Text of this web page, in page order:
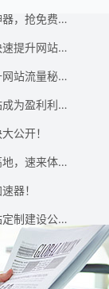
免费SEO优化，网站流量翻倍神器，抢免费名额！
搜狗关键词优化，口碑推荐，快速提升网站流量神器！
揭秘高效关键词优化，轻松提升网站流量秘诀！
企业网站优化咨询，让您的网站成为盈利利器！
公开！
搜狗新榜速登首页，抢占流量高地，速来体验！
器！
十大搜狗优化的公司名称是网站定制建设公司有哪些?